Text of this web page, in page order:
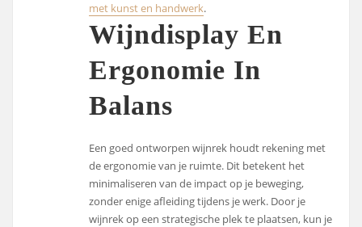
met kunst en handwerk.
Wijndisplay En
Ergonomie In
Balans
Een goed ontworpen wijnrek houdt rekening met
de ergonomie van je ruimte. Dit betekent het
minimaliseren van de impact op je beweging,
zonder enige afleiding tijdens je werk. Door je
wijnrek op een strategische plek te plaatsen, kun je